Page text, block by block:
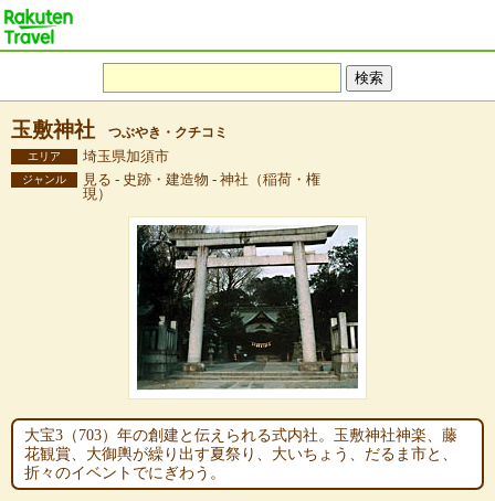
玉敷神社 つぶやき・クチコミ
エリア 埼玉県加須市
ジャンル
見る - 史跡・建造物 - 神社（稲荷・権
現）
大宝3（703）年の創建と伝えられる式内社。玉敷神社神楽、藤
花観賞、大御輿が繰り出す夏祭り、大いちょう、だるま市と、
折々のイベントでにぎわう。